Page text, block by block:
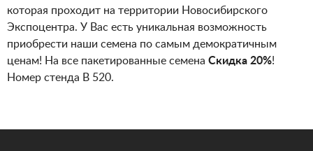
которая проходит на территории Новосибирского
Экспоцентра. У Вас есть уникальная возможность
приобрести наши семена по самым демократичным
ценам! На все пакетированные семена Скидка 20%!
Номер стенда В 520.